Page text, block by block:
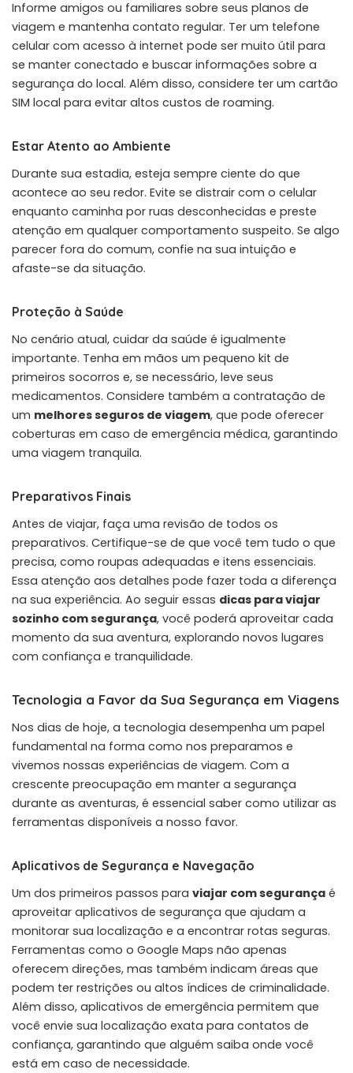
Informe amigos ou familiares sobre seus planos de
viagem e mantenha contato regular. Ter um telefone
celular com acesso à internet pode ser muito útil para
se manter conectado e buscar informações sobre a
segurança do local. Além disso, considere ter um cartão
SIM local para evitar altos custos de roaming.
Estar Atento ao Ambiente
Durante sua estadia, esteja sempre ciente do que
acontece ao seu redor. Evite se distrair com o celular
enquanto caminha por ruas desconhecidas e preste
atenção em qualquer comportamento suspeito. Se algo
parecer fora do comum, confie na sua intuição e
afaste-se da situação.
Proteção à Saúde
No cenário atual, cuidar da saúde é igualmente
importante. Tenha em mãos um pequeno kit de
primeiros socorros e, se necessário, leve seus
medicamentos. Considere também a contratação de
um melhores seguros de viagem, que pode oferecer
coberturas em caso de emergência médica, garantindo
uma viagem tranquila.
Preparativos Finais
Antes de viajar, faça uma revisão de todos os
preparativos. Certifique-se de que você tem tudo o que
precisa, como roupas adequadas e itens essenciais.
Essa atenção aos detalhes pode fazer toda a diferença
na sua experiência. Ao seguir essas dicas para viajar
sozinho com segurança, você poderá aproveitar cada
momento da sua aventura, explorando novos lugares
com confiança e tranquilidade.
Tecnologia a Favor da Sua Segurança em Viagens
Nos dias de hoje, a tecnologia desempenha um papel
fundamental na forma como nos preparamos e
vivemos nossas experiências de viagem. Com a
crescente preocupação em manter a segurança
durante as aventuras, é essencial saber como utilizar as
ferramentas disponíveis a nosso favor.
Aplicativos de Segurança e Navegação
Um dos primeiros passos para viajar com segurança é
aproveitar aplicativos de segurança que ajudam a
monitorar sua localização e a encontrar rotas seguras.
Ferramentas como o Google Maps não apenas
oferecem direções, mas também indicam áreas que
podem ter restrições ou altos índices de criminalidade.
Além disso, aplicativos de emergência permitem que
você envie sua localização exata para contatos de
confiança, garantindo que alguém saiba onde você
está em caso de necessidade.